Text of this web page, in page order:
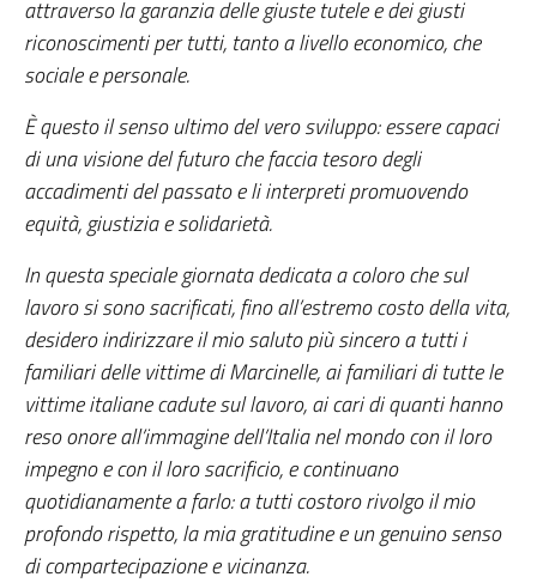
attraverso la garanzia delle giuste tutele e dei giusti
riconoscimenti per tutti, tanto a livello economico, che
sociale e personale.
È questo il senso ultimo del vero sviluppo: essere capaci
di una visione del futuro che faccia tesoro degli
accadimenti del passato e li interpreti promuovendo
equità, giustizia e solidarietà.
In questa speciale giornata dedicata a coloro che sul
lavoro si sono sacrificati, fino all’estremo costo della vita,
desidero indirizzare il mio saluto più sincero a tutti i
familiari delle vittime di Marcinelle, ai familiari di tutte le
vittime italiane cadute sul lavoro, ai cari di quanti hanno
reso onore all’immagine dell’Italia nel mondo con il loro
impegno e con il loro sacrificio, e continuano
quotidianamente a farlo: a tutti costoro rivolgo il mio
profondo rispetto, la mia gratitudine e un genuino senso
di compartecipazione e vicinanza.